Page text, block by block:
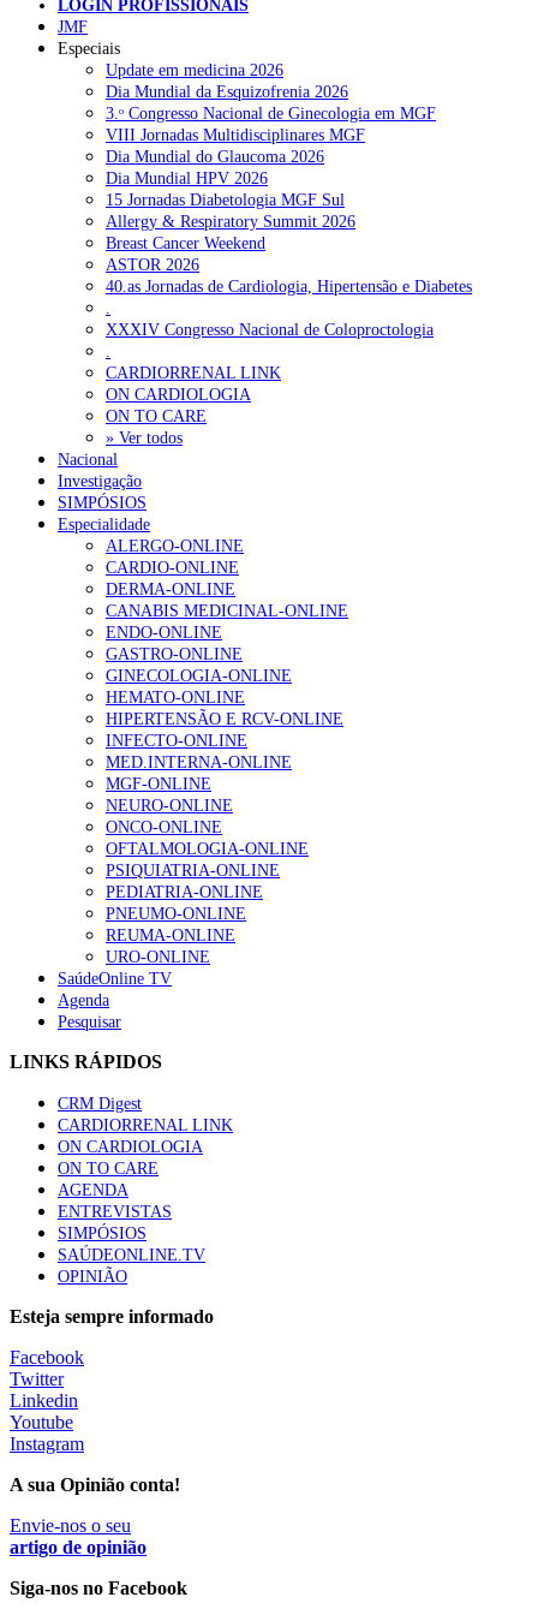
NOTÍCIAS RECENTES
Ministério prepara regras para acompanhamento da gravidez de
baixo risco por enfermeiros especialistas 10 de Agosto, 2026
Presidente da República promulga clarificação dos incentivos a
médicos por trabalho suplementar 10 de Agosto, 2026
Quase 11.900 jovens recorreram aos cheques psicólogo e
nutricionista no primeiro mês 7 de Agosto, 2026
ULS de Coimbra estreia cirurgia endoscópica do ouvido com
apoio robótico em Portugal
Enfermeiros exigem esclarecimentos sobre eventual gestão
privada da ULS do Algarve
NOTÍCIAS MAIS LIDAS
1.º Episódio do Podcast “Frequência Cardio – Sintoniza-
te na Insuficiência Cardíaca” da Bayer
207 visualizações
Enfermagem Forense. “Da urgência ao tribunal, cada
gesto conta e cada profissional faz a diferença”
203 visualizações
Alguns milhares de utentes podem ficar sem médico de
família com nova regras do registo, alerta associação
162 visualizações
“Os programas de rastreio do cancro do pulmão são
custo-efetivos e representam um investimento
sustentável para os sistemas de saúde”
94 visualizações
Quase quatro em cada dez doentes com enfarte
88 visualizações
Trodelvy aprovado para primeira linha no cancro da
mama triplo negativo metastático em doentes não
elegíveis para inibidores PD-(L)1
61 visualizações
MAIS NOTÍCIAS
Ministério prepara regras para acompanhamento da gravidez
de baixo risco por enfermeiros especialistas
10 Ago, 2026
Presidente da República promulga clarificação dos incentivos a
médicos por trabalho suplementar
10 Ago, 2026|0 Comments
LOGIN PROFISSIONAIS
JMF
Especiais
Update em medicina 2026
Dia Mundial da Esquizofrenia 2026
3.ᵒ Congresso Nacional de Ginecologia em MGF
VIII Jornadas Multidisciplinares MGF
Dia Mundial do Glaucoma 2026
Dia Mundial HPV 2026
15 Jornadas Diabetologia MGF Sul
Allergy & Respiratory Summit 2026
Breast Cancer Weekend
ASTOR 2026
40.as Jornadas de Cardiologia, Hipertensão e Diabetes
.
XXXIV Congresso Nacional de Coloproctologia
.
CARDIORRENAL LINK
ON CARDIOLOGIA
ON TO CARE
» Ver todos
Nacional
Investigação
SIMPÓSIOS
Especialidade
ALERGO-ONLINE
CARDIO-ONLINE
DERMA-ONLINE
CANABIS MEDICINAL-ONLINE
ENDO-ONLINE
GASTRO-ONLINE
GINECOLOGIA-ONLINE
HEMATO-ONLINE
HIPERTENSÃO E RCV-ONLINE
INFECTO-ONLINE
MED.INTERNA-ONLINE
MGF-ONLINE
NEURO-ONLINE
ONCO-ONLINE
OFTALMOLOGIA-ONLINE
PSIQUIATRIA-ONLINE
PEDIATRIA-ONLINE
PNEUMO-ONLINE
REUMA-ONLINE
URO-ONLINE
SaúdeOnline TV
Agenda
Pesquisar
LINKS RÁPIDOS
CRM Digest
CARDIORRENAL LINK
ON CARDIOLOGIA
ON TO CARE
AGENDA
ENTREVISTAS
SIMPÓSIOS
SAÚDEONLINE.TV
OPINIÃO
Esteja sempre informado
Facebook
Twitter
Linkedin
Youtube
Instagram
A sua Opinião conta!
Envie-nos o seu
artigo de opinião
Siga-nos no Facebook